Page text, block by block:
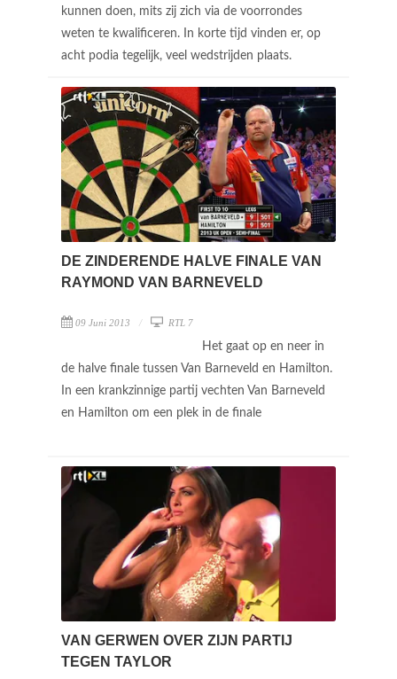
kunnen doen, mits zij zich via de voorrondes
weten te kwalificeren. In korte tijd vinden er, op
acht podia tegelijk, veel wedstrijden plaats.
DE ZINDERENDE HALVE FINALE VAN
RAYMOND VAN BARNEVELD
09 Juni 2013 RTL 7
Het gaat op en neer in
de halve finale tussen Van Barneveld en Hamilton.
In een krankzinnige partij vechten Van Barneveld
en Hamilton om een plek in de finale
VAN GERWEN OVER ZIJN PARTIJ
TEGEN TAYLOR